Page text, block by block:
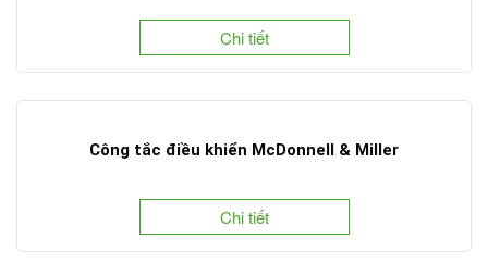
Chi tiết
Công tắc điều khiển McDonnell & Miller
Chi tiết